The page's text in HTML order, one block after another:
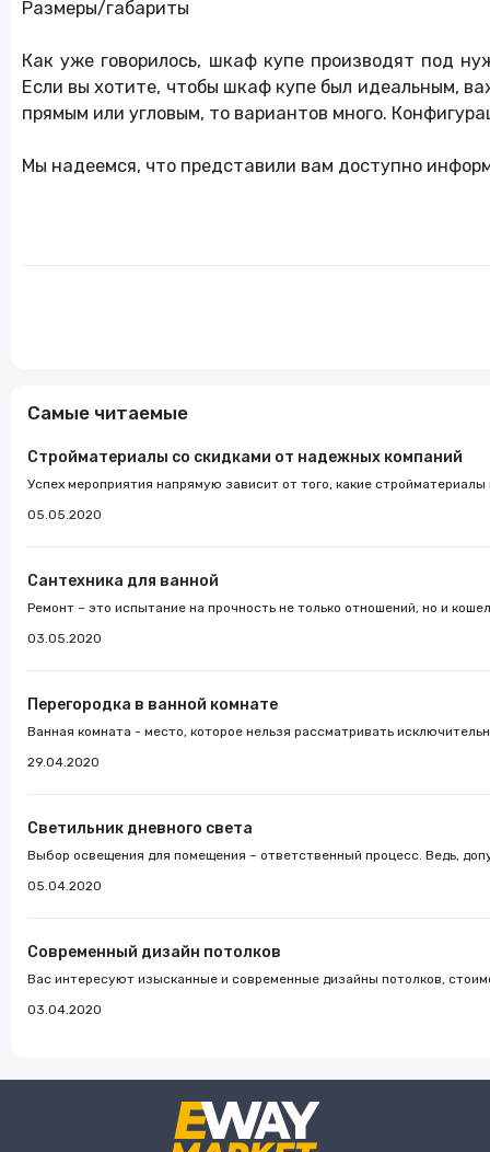
Размеры/габариты
Как уже говорилось, шкаф купе производят под
Если вы хотите, чтобы шкаф купе был идеальным,
прямым или угловым, то вариантов много.
Мы надеемся, что представили вам доступно
Самые читаемые
Стройматериалы со скидками от надежных компаний
Успех мероприятия напрямую зависит от того, какие стройматериалы
05.05.2020
Сантехника для ванной
Ремонт – это испытание на прочность не только отношений, но и
03.05.2020
Перегородка в ванной комнате
Ванная комната - место, которое нельзя рассматривать
29.04.2020
Светильник дневного света
Выбор освещения для помещения – ответственный процесс. Ведь,
05.04.2020
Современный дизайн потолков
Вас интересуют изысканные и современные дизайны потолков,
03.04.2020